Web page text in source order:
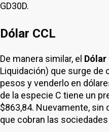
GD30D.
Dólar CCL
De manera similar, el Dólar
Liquidación) que surge de
pesos y venderlo en
de la especie C tiene un
$863,84. Nuevamente,
que cobran las